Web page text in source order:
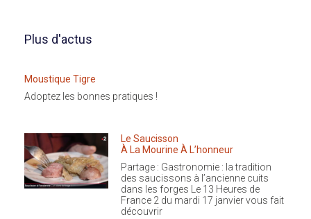
Plus d'actus
Mous­tique Tigre
Adop­tez les bonnes pratiques !
Le Saucis­son
À La Mourine À L’honneur
Partage : Gastro­no­mie : la tradi­tion
des saucis­sons à l’ancienne cuits
dans les forges Le 13 Heures de
France 2 du mardi 17 janvier vous fait
découvrir